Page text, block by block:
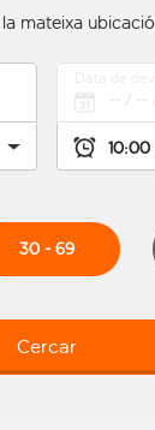
mateixa ubicació
30 - 69
Cercar